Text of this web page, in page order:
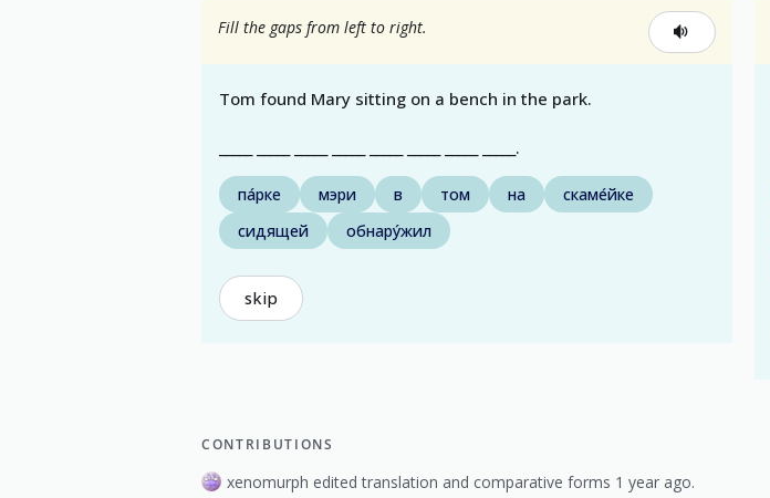
Fill the gaps from left to right.
Tom found Mary sitting on a bench in the park.
_____ _____ _____ _____ _____ _____ _____ _____.
па́рке мэри в том на
скаме́йке
сидящей
обнару́жил
skip
CONTRIBUTIONS
xenomurph edited translation and comparative forms 1 year ago.